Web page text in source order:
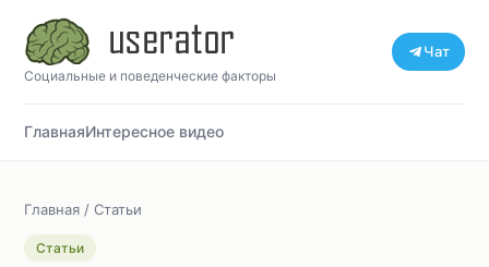
Социальные и поведенческие факторы
Чат
ГлавнаяИнтересное видео
Главная / Статьи
Статьи